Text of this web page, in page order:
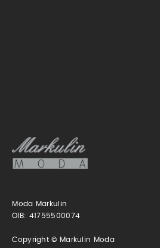
Moda Markulin
OIB: 41755500074
Copyright © Markulin Moda